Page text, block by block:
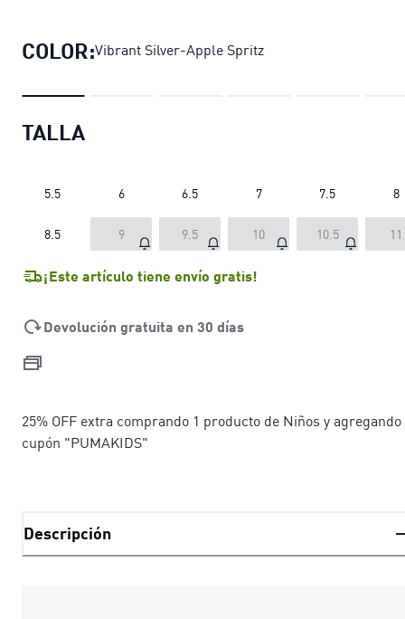
COLOR:Vibrant Silver-Apple Spritz
TALLA
5.5 6 6.5 7 7.5 8
8.5 9 9.5 10 10.5 11
¡Este artículo tiene envío gratis!
Devolución gratuita en 30 días
25% OFF extra comprando 1 producto de Niños y
cupón "PUMAKIDS"
Descripción